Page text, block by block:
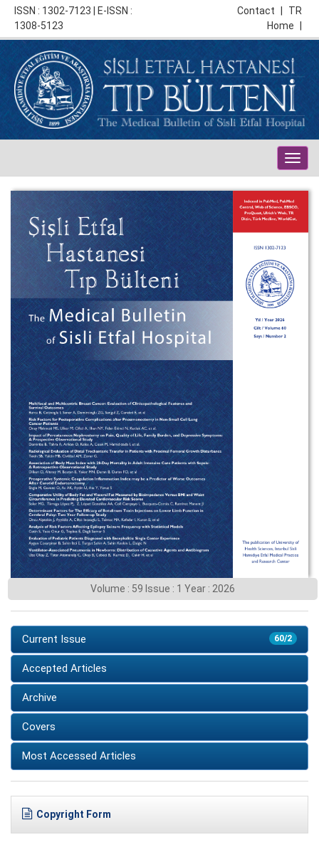
ISSN : 1302-7123 | E-ISSN :
1308-5123
TR
Contact
Home
Volume : 59 Issue : 1 Year : 2026
60/2
Current Issue
Accepted Articles
Archive
Covers
Most Accessed Articles
Copyright Form